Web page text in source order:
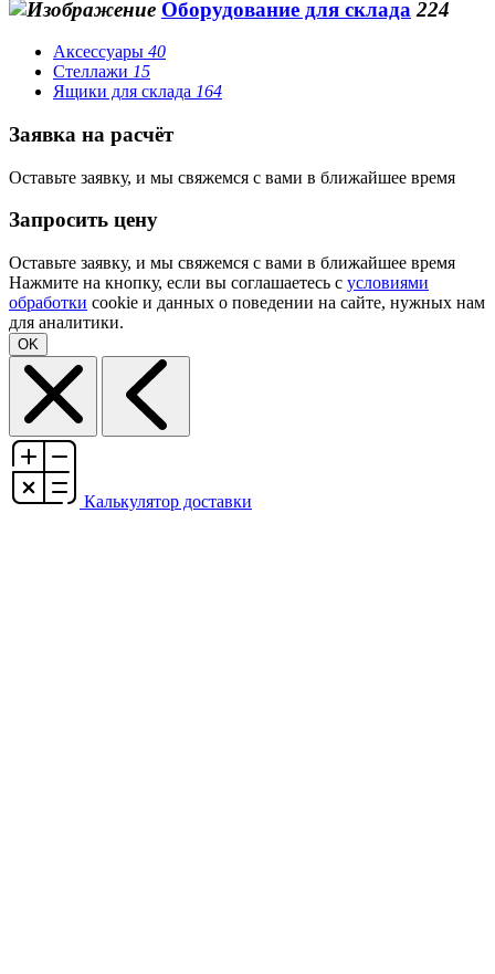
Оборудование для склада 224
Аксессуары 40
Стеллажи 15
Ящики для склада 164
Заявка на расчёт
Оставьте заявку, и мы свяжемся с вами в ближайшее время
Запросить цену
Оставьте заявку, и мы свяжемся с вами в ближайшее время
Нажмите на кнопку, если вы соглашаетесь с условиями
обработки cookie и данных о поведении на сайте, нужных нам
для аналитики.
OK
Калькулятор доставки